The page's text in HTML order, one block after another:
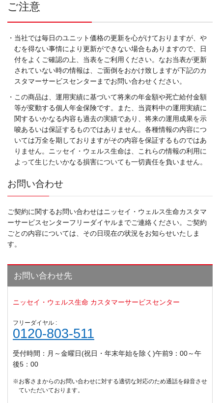
ご注意
・当社では毎日のユニット価格の更新を心がけておりますが、や
むを得ない事情により更新ができない場合もありますので、日
付をよくご確認の上、当表をご利用ください。なお当表が更新
されていない時の情報は、ご面倒をおかけ致しますが下記のカ
スタマーサービスセンターまでお問い合わせください。
・この商品は、運用実績に基づいて将来の年金額や死亡給付金額
等が変動する個人年金保険です。また、当資料中の運用実績に
関するいかなる内容も過去の実績であり、将来の運用成果を示
唆あるいは保証するものではありません。各種情報の内容につ
いては万全を期しておりますがその内容を保証するものではあ
りません。ニッセイ・ウェルス生命は、これらの情報の利用に
よって生じたいかなる損害についても一切責任を負いません。
お問い合わせ
ご契約に関するお問い合わせはニッセイ・ウェルス生命カスタマ
ーサービスセンターフリーダイヤルまでご連絡ください。ご契約
ごとの内容については、その日現在の状況をお知らせいたしま
す。
お問い合わせ先
ニッセイ・ウェルス生命 カスタマーサービスセンター
フリーダイヤル :
0120-803-511
受付時間：月～金曜日(祝日・年末年始を除く)午前9：00～午
後5：00
※お客さまからのお問い合わせに対する適切な対応のため通話を録音させ
ていただいております。